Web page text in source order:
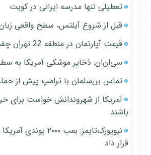
تعطیلی تنها مدرسه ایرانی در کویت
قبل از شروع آیلتس، سطح واقعی زبان
قیمت آپارتمان در منطقه 22 تهران چقدر است؟
سی‌ان‌ان: ذخایر موشکی آمریکا به
تماس بن‌سلمان با ترامپ پیش از حمله
آمریکا از شهروندانش خواست برای
باشند
نیویورک‌تایمز: بمب
قرار داد